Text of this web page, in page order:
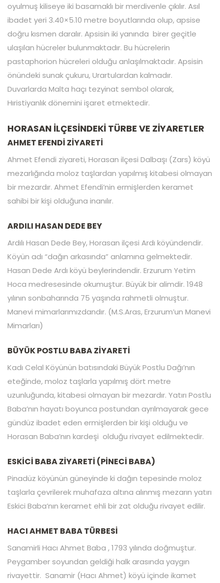
oyulmuş kiliseye iki basamaklı bir merdivenle çıkılır. Asıl
ibadet yeri 3.40×5.10 metre boyutlarında olup, apsise
doğru kısmen daralır. Apsisin iki yanında birer geçitle
ulaşılan hücreler bulunmaktadır. Bu hücrelerin
pastaphorion hücreleri olduğu anlaşılmaktadır. Apsisin
önündeki sunak çukuru, Urartulardan kalmadır.
Duvarlarda Malta haçı tezyinat sembol olarak,
Hıristiyanlık dönemini işaret etmektedir.
HORASAN İLÇESİNDEKİ TÜRBE VE ZİYARETLER
AHMET EFENDİ ZİYARETİ
Ahmet Efendi ziyareti, Horasan ilçesi Dalbaşı (Zars) köyü
mezarlığında moloz taşlardan yapılmış kitabesi olmayan
bir mezardır. Ahmet Efendi’nin ermişlerden keramet
sahibi bir kişi olduğuna inanılır.
ARDILI HASAN DEDE BEY
Ardılı Hasan Dede Bey, Horasan ilçesi Ardı köyündendir.
Köyün adı “dağın arkasında” anlamına gelmektedir.
Hasan Dede Ardı köyü beylerindendir. Erzurum Yetim
Hoca medresesinde okumuştur. Büyük bir alimdir. 1948
yılının sonbaharında 75 yaşında rahmetli olmuştur.
Manevi mimarlarımızdandır. (M.S.Aras, Erzurum’un Manevi
Mimarları)
BÜYÜK POSTLU BABA ZİYARETİ
Kadı Celal Köyünün batısındaki Büyük Postlu Dağı’nın
eteğinde, moloz taşlarla yapılmış dört metre
uzunluğunda, kitabesi olmayan bir mezardır. Yatırı Postlu
Baba’nın hayatı boyunca postundan ayrılmayarak gece
gündüz ibadet eden ermişlerden bir kişi olduğu ve
Horasan Baba’nın kardeşi olduğu rivayet edilmektedir.
ESKİCİ BABA ZİYARETİ (PİNECİ BABA)
Pinadüz köyünün güneyinde ki dağın tepesinde moloz
taşlarla çevrilerek muhafaza altına alınmış mezarın yatırı
Eskici Baba’nın keramet ehli bir zat olduğu rivayet edilir.
HACI AHMET BABA TÜRBESİ
Sanamirli Hacı Ahmet Baba , 1793 yılında doğmuştur.
Peygamber soyundan geldiği halk arasında yaygın
rivayettir. Sanamir (Hacı Ahmet) köyü içinde ikamet